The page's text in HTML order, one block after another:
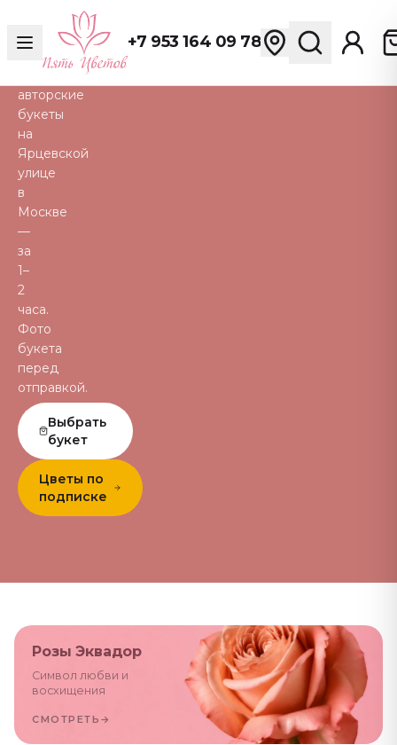
+7 953 164 09 78
пионы,
тюльпаны
авторские
букеты
на
Ярцевской
улице
в
Москве
—
за
1–
2
часа.
Фото
букета
перед
отправкой.
Выбрать
букет
Цветы по
подписке
Розы Эквадор
Символ любви и
восхищения
СМОТРЕТЬ →